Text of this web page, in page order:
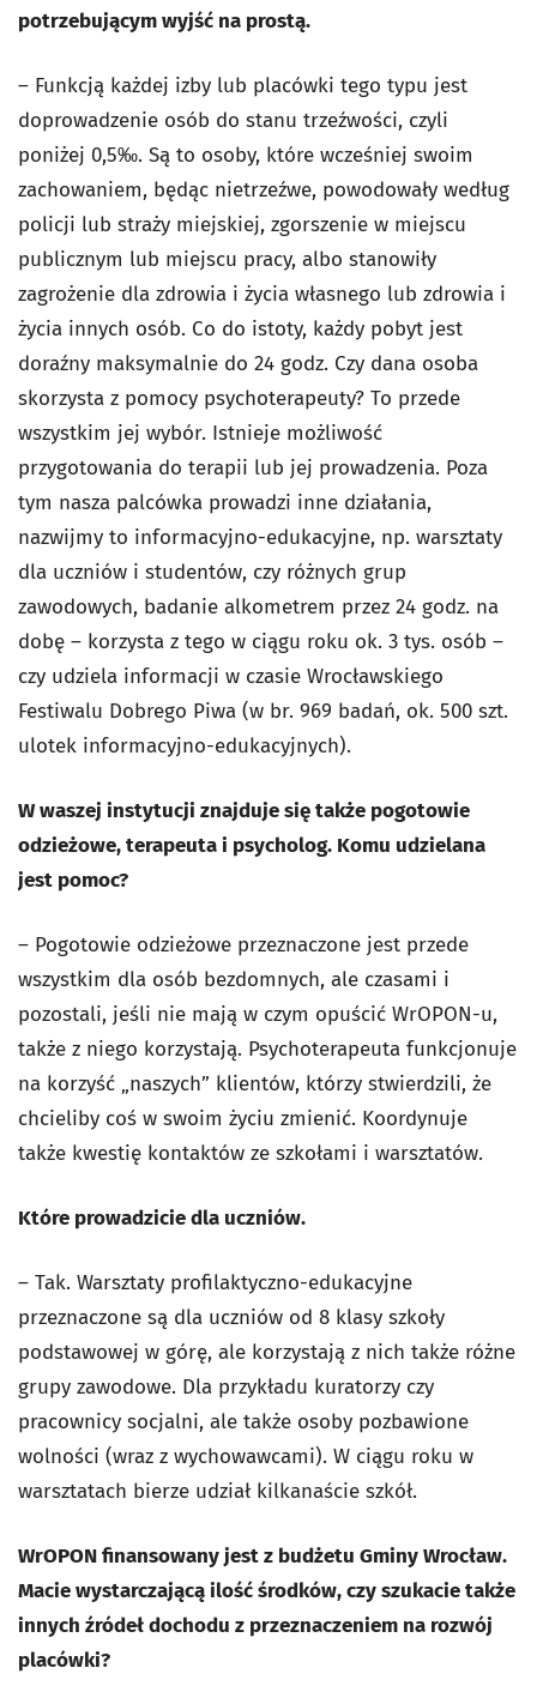
potrzebującym wyjść na prostą.
– Funkcją każdej izby lub placówki tego typu jest
doprowadzenie osób do stanu trzeźwości, czyli
poniżej 0,5‰. Są to osoby, które wcześniej swoim
zachowaniem, będąc nietrzeźwe, powodowały według
policji lub straży miejskiej, zgorszenie w miejscu
publicznym lub miejscu pracy, albo stanowiły
zagrożenie dla zdrowia i życia własnego lub zdrowia i
życia innych osób. Co do istoty, każdy pobyt jest
doraźny maksymalnie do 24 godz. Czy dana osoba
skorzysta z pomocy psychoterapeuty? To przede
wszystkim jej wybór. Istnieje możliwość
przygotowania do terapii lub jej prowadzenia. Poza
tym nasza palcówka prowadzi inne działania,
nazwijmy to informacyjno-edukacyjne, np. warsztaty
dla uczniów i studentów, czy różnych grup
zawodowych, badanie alkometrem przez 24 godz. na
dobę – korzysta z tego w ciągu roku ok. 3 tys. osób –
czy udziela informacji w czasie Wrocławskiego
Festiwalu Dobrego Piwa (w br. 969 badań, ok. 500 szt.
ulotek informacyjno-edukacyjnych).
W waszej instytucji znajduje się także pogotowie
odzieżowe, terapeuta i psycholog. Komu udzielana
jest pomoc?
– Pogotowie odzieżowe przeznaczone jest przede
wszystkim dla osób bezdomnych, ale czasami i
pozostali, jeśli nie mają w czym opuścić WrOPON-u,
także z niego korzystają. Psychoterapeuta funkcjonuje
na korzyść „naszych” klientów, którzy stwierdzili, że
chcieliby coś w swoim życiu zmienić. Koordynuje
także kwestię kontaktów ze szkołami i warsztatów.
Które prowadzicie dla uczniów.
– Tak. Warsztaty profilaktyczno-edukacyjne
przeznaczone są dla uczniów od 8 klasy szkoły
podstawowej w górę, ale korzystają z nich także różne
grupy zawodowe. Dla przykładu kuratorzy czy
pracownicy socjalni, ale także osoby pozbawione
wolności (wraz z wychowawcami). W ciągu roku w
warsztatach bierze udział kilkanaście szkół.
WrOPON finansowany jest z budżetu Gminy Wrocław.
Macie wystarczającą ilość środków, czy szukacie także
innych źródeł dochodu z przeznaczeniem na rozwój
placówki?